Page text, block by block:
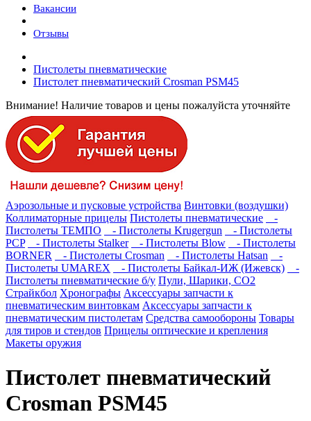
Вакансии
Отзывы
Пистолеты пневматические
Пистолет пневматический Crosman PSM45
Внимание! Наличие товаров и цены пожалуйста уточняйте
Аэрозольные и пусковые устройства Винтовки (воздушки)
Коллиматорные прицелы Пистолеты пневматические
-
Пистолеты ТЕМПО
- Пистолеты Krugergun
- Пистолеты
PCP
- Пистолеты Stalker - Пистолеты Blow
- Пистолеты
BORNER
- Пистолеты Crosman - Пистолеты Hatsan
-
Пистолеты UMAREX
- Пистолеты Байкал-ИЖ (Ижевск)
-
Пистолеты пневматические б/у Пули, Шарики, СО2
Страйкбол Хронографы Аксессуары запчасти к
пневматическим винтовкам Аксессуары запчасти к
пневматическим пистолетам Средства самообороны Товары
для тиров и стендов Прицелы оптические и крепления
Макеты оружия
Пистолет пневматический
Crosman PSM45